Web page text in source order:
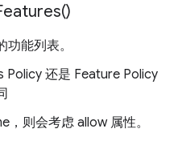
)
能列表。
Policy 还是 Feature Policy
则会考虑 allow 属性。